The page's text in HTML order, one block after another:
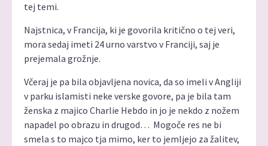
tej temi.
Najstnica, v Francija, ki je govorila kritično o tej veri,
mora sedaj imeti 24 urno varstvo v Franciji, saj je
prejemala grožnje.
Včeraj je pa bila objavljena novica, da so imeli v Angliji
v parku islamisti neke verske govore, pa je bila tam
ženska z majico Charlie Hebdo in jo je nekdo z nožem
napadel po obrazu in drugod… Mogoče res ne bi
smela s to majco tja mimo, ker to jemljejo za žalitev,